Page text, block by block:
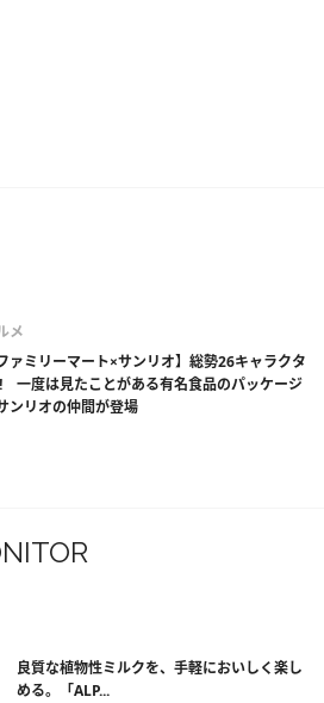
メ
ファミリーマート×サンリオ】総勢26キャラクタ
一度は見たことがある有名食品のパッケージ
ンリオの仲間が登場
良質な植物性ミルクを、手軽においしく楽し
める。「ALP...